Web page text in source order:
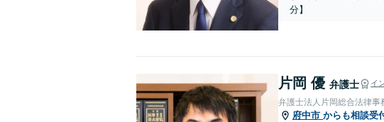
分】
片岡 優 弁護士 イ
弁護士法人片岡総合法律事
府中市 からも相談受